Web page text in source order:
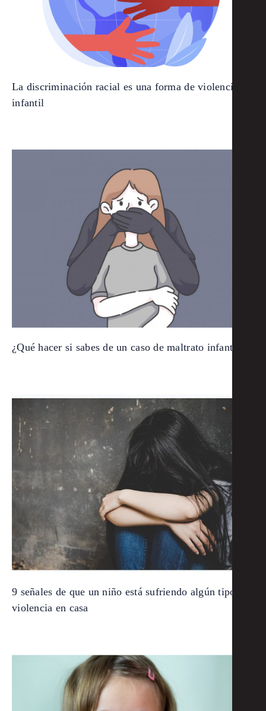
La discriminación racial es una forma de violencia
infantil
¿Qué hacer si sabes de un caso de maltrato infantil?
9 señales de que un niño está sufriendo algún tipo de
violencia en casa